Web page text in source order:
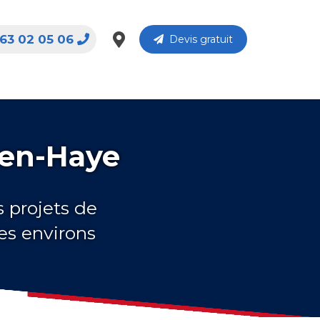
Devis gratuit
02 05 06
Haye
projets de
environs